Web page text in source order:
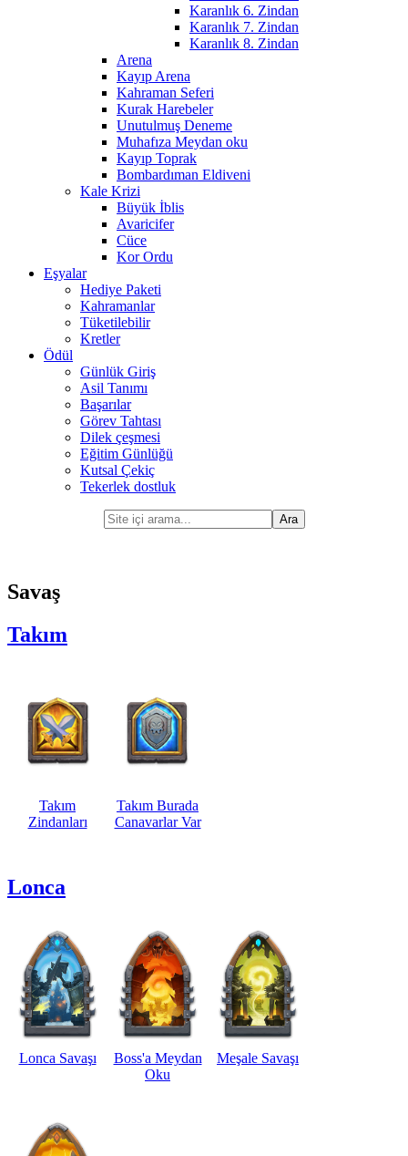
Karanlık 6. Zindan
Karanlık 7. Zindan
Karanlık 8. Zindan
Arena
Kayıp Arena
Kahraman Seferi
Kurak Harebeler
Unutulmuş Deneme
Muhafıza Meydan oku
Kayıp Toprak
Bombardıman Eldiveni
Kale Krizi
Büyük İblis
Avaricifer
Cüce
Kor Ordu
Eşyalar
Hediye Paketi
Kahramanlar
Tüketilebilir
Kretler
Ödül
Günlük Giriş
Asil Tanımı
Başarılar
Görev Tahtası
Dilek çeşmesi
Eğitim Günlüğü
Kutsal Çekiç
Tekerlek dostluk
Savaş
Takım
Takım
Zindanları
Takım Burada
Canavarlar Var
Lonca
Lonca Savaşı
Boss'a Meydan
Oku
Meşale Savaşı